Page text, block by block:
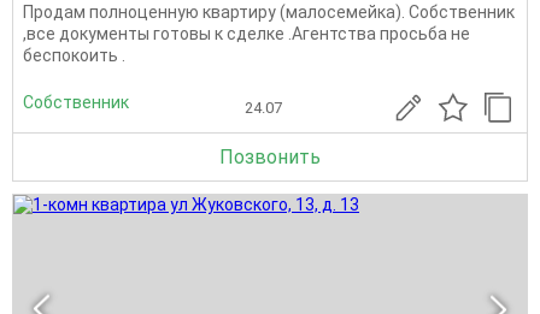
Продам полноценную квартиру (малосемейка). Собственник
,все документы готовы к сделке .Агентства просьба не
беспокоить .
Собственник 24.07
Позвонить